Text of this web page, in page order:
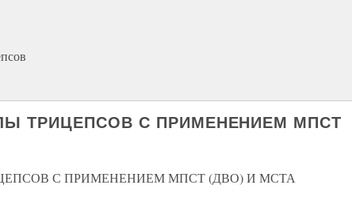
ТРИЦЕПСОВ С ПРИМЕНЕНИЕМ МПСТ
С ПРИМЕНЕНИЕМ МПСТ (ДВО) И МСТА